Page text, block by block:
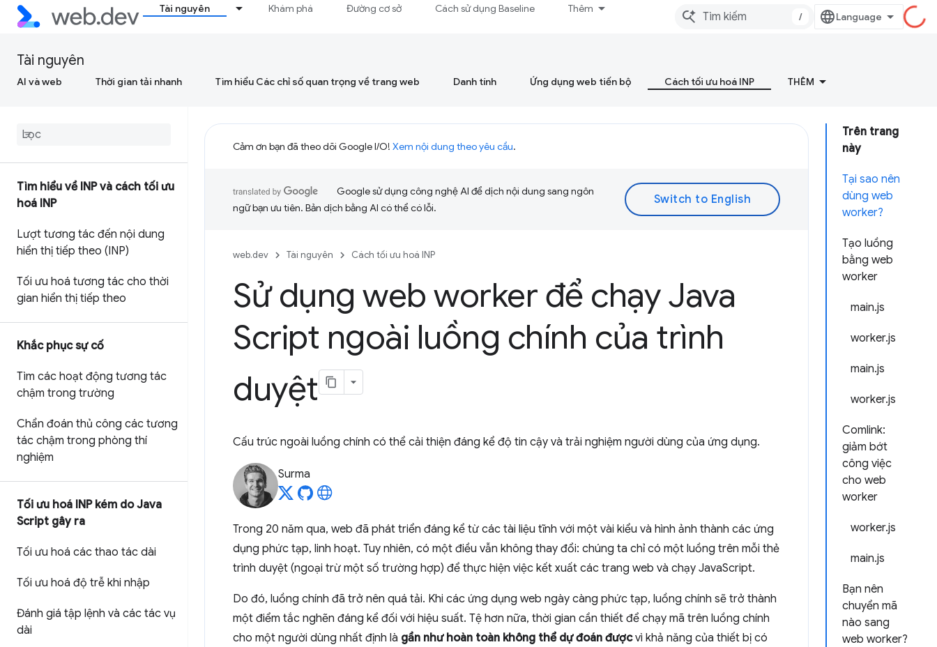
Tài nguyên Khám phá Đường cơ sở Cách sử dụng Baseline Thêm
/
Tài nguyên
AI và web Thời gian tải nhanh Tìm hiểu Các chỉ số quan trọng về trang web Danh tính Ứng dụng web tiến bộ Cách tối ưu hoá INP THÊM
Tìm hiểu về INP và cách tối ưu
hoá INP
Lượt tương tác đến nội dung
hiển thị tiếp theo (INP)
Tối ưu hoá tương tác cho thời
gian hiển thị tiếp theo
Khắc phục sự cố
Tìm các hoạt động tương tác
chậm trong trường
Chẩn đoán thủ công các tương
tác chậm trong phòng thí
nghiệm
Tối ưu hoá INP kém do Java
Script gây ra
Tối ưu hoá các thao tác dài
Tối ưu hoá độ trễ khi nhập
Đánh giá tập lệnh và các tác vụ
dài
Trên trang
này
Tại sao nên
dùng web
worker?
Tạo luồng
bằng web
worker
main.js
worker.js
main.js
worker.js
Comlink:
giảm bớt
công việc
cho web
worker
worker.js
main.js
Bạn nên
chuyển mã
nào sang
web worker?
Cảm ơn bạn đã theo dõi Google I/O! Xem nội dung theo yêu cầu.
Google sử dụng công nghệ AI để dịch nội dung sang ngôn
ngữ bạn ưu tiên. Bản dịch bằng AI có thể có lỗi.
web.dev Tài nguyên Cách tối ưu hoá INP
Sử dụng web worker để chạy Java
Script ngoài luồng chính của trình
duyệt
Cấu trúc ngoài luồng chính có thể cải thiện đáng kể độ tin cậy và trải nghiệm người dùng của ứng dụng.
Surma
Trong 20 năm qua, web đã phát triển đáng kể từ các tài liệu tĩnh với một vài kiểu và hình ảnh thành các ứng
dụng phức tạp, linh hoạt. Tuy nhiên, có một điều vẫn không thay đổi: chúng ta chỉ có một luồng trên mỗi thẻ
trình duyệt (ngoại trừ một số trường hợp) để thực hiện việc kết xuất các trang web và chạy JavaScript.
Do đó, luồng chính đã trở nên quá tải. Khi các ứng dụng web ngày càng phức tạp, luồng chính sẽ trở thành
một điểm tắc nghẽn đáng kể đối với hiệu suất. Tệ hơn nữa, thời gian cần thiết để chạy mã trên luồng chính
cho một người dùng nhất định là gần như hoàn toàn không thể dự đoán đượcvì khả năng của thiết bị có